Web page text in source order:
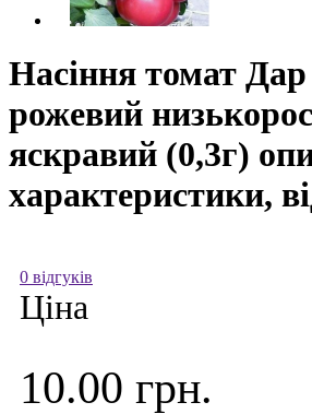
Насіння томат
рожевий
яскравий (0,3г)
характеристики,
0 відгуків
Ціна
10.00 грн.